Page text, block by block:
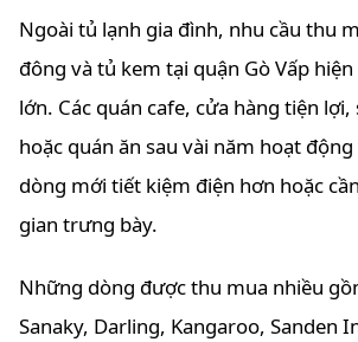
Ngoài tủ lạnh gia đình, nhu cầu thu
đông và tủ kem tại quận Gò Vấp
lớn. Các quán cafe, cửa hàng tiện
hoặc quán ăn sau vài năm hoạt
dòng mới tiết kiệm điện hơn hoặc
gian trưng bày.
Những dòng được thu mua nhiều
Sanaky, Darling, Kangaroo, Sanden